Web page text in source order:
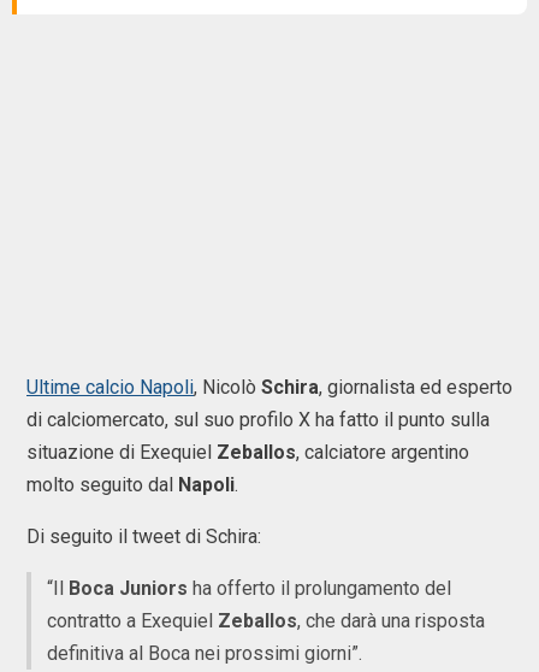
Ultime calcio Napoli, Nicolò Schira, giornalista ed esperto
di calciomercato, sul suo profilo X ha fatto il punto sulla
situazione di Exequiel Zeballos, calciatore argentino
molto seguito dal Napoli.
Di seguito il tweet di Schira:
“Il Boca Juniors ha offerto il prolungamento del
contratto a Exequiel Zeballos, che darà una risposta
definitiva al Boca nei prossimi giorni”.